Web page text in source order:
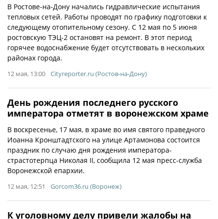
В Ростове-на-Дону начались гидравлические испытания
тепловых сетей. Работы проводят по графику подготовки к
следующему отопительному сезону. С 12 мая по 5 июня
ростовскую ТЭЦ-2 остановят на ремонт. В этот период
горячее водоснабжение будет отсутствовать в нескольких
районах города.
12 мая, 13:00 Cityreporter.ru (Ростов-на-Дону)
День рождения последнего русского
императора отметят в воронежском храме
В воскресенье, 17 мая, в храме во имя святого праведного
Иоанна Кронштадтского на улице Артамонова состоится
праздник по случаю дня рождения императора-
страстотерпца Николая II, сообщила 12 мая пресс-служба
Воронежской епархии.
12 мая, 12:51 Gorcom36.ru (Воронеж)
К уголовному делу привели жалобы на